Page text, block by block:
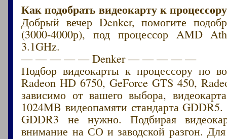
Как подобрать видеокарту к
Добрый вечер Denker, помогите
(3000-4000р), под процессор AMD
3.1GHz.
— — — — — Denker — — — — —
Подбор видеокарты к процессору по
Radeon HD 6750, GeForce GTS 450,
зависимо от вашего выбора,
1024MB видеопамяти стандарта GDDR5.
GDDR3 не нужно. Подбирая
внимание на СО и заводской разгон.